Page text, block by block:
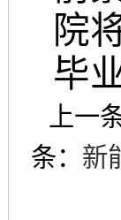
院
毕
上一
条： 新